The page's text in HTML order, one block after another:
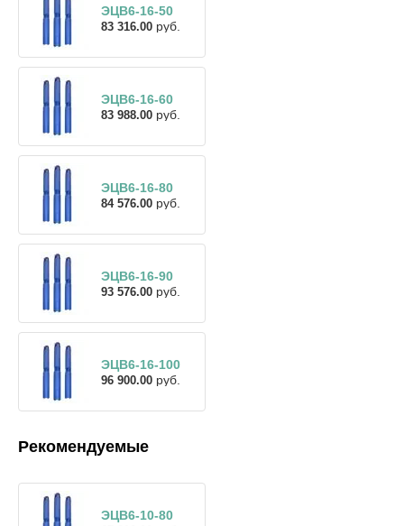
ЭЦВ6-16-50
83 316.00 руб.
ЭЦВ6-16-60
83 988.00 руб.
ЭЦВ6-16-80
84 576.00 руб.
ЭЦВ6-16-90
93 576.00 руб.
ЭЦВ6-16-100
96 900.00 руб.
Рекомендуемые
ЭЦВ6-10-80